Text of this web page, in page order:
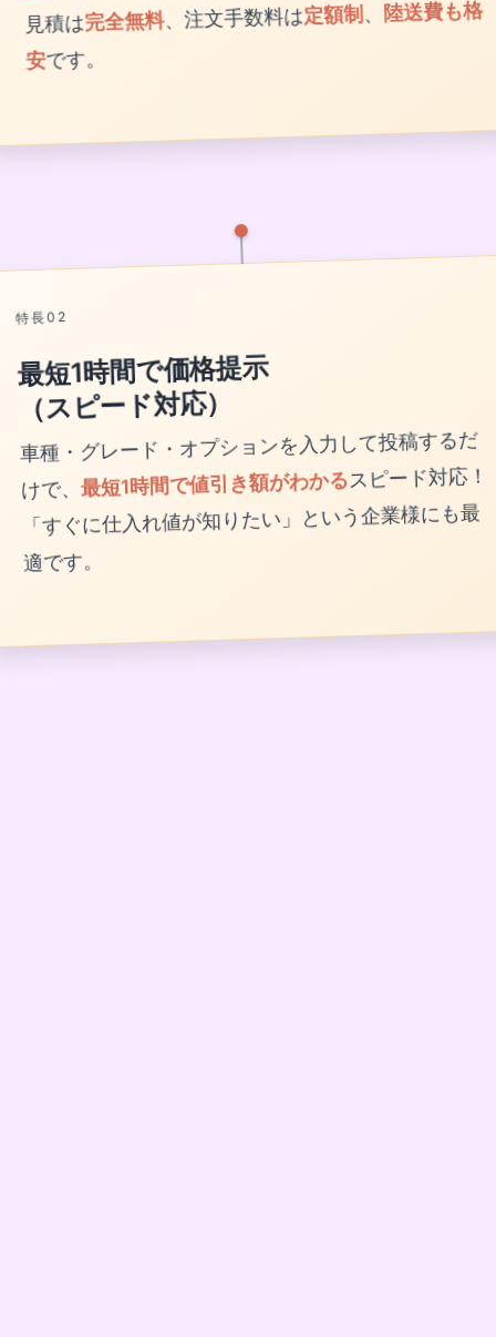
見積は完全無料、注文手数料は定額制、 陸送費も格
安です。
特長02
最短1時間で価格提示
（スピード対応）
車種・グレード・オプションを入力して投稿するだ
けで、 最短1時間で値引き額がわかるスピード対応！
「すぐに仕入れ値が知りたい」という企業様にも最
適です。